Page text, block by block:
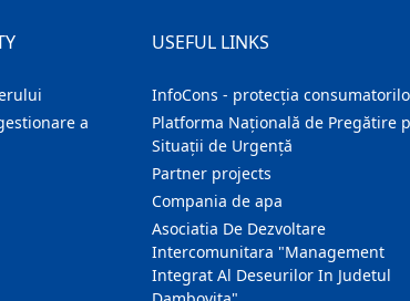
a
USEFUL LINKS
InfoCons - protecția
Platforma Națională de Pregătire
Situații de Urgență
Partner projects
Compania de apa
Asociatia De Dezvoltare
Intercomunitara "Management
Integrat Al Deseurilor In Judetul